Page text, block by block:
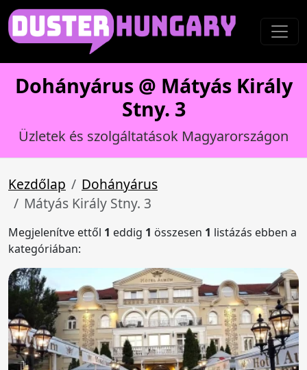
Dohányárus @ Mátyás Király
Stny. 3
Üzletek és szolgáltatások Magyarországon
Kezdőlap
Dohányárus
Mátyás Király Stny. 3
Megjelenítve ettől 1 eddig 1 összesen 1 listázás ebben a
kategóriában: